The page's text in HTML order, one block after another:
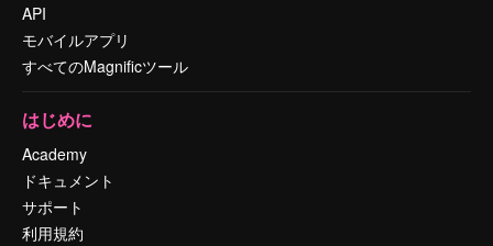
API
モバイルアプリ
すべてのMagnificツール
はじめに
Academy
ドキュメント
サポート
利用規約